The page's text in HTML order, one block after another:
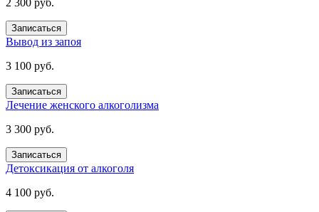
2 300 руб.
Записаться
Вывод из запоя
3 100 руб.
Записаться
Лечение женского алкоголизма
3 300 руб.
Записаться
Детоксикация от алкоголя
4 100 руб.